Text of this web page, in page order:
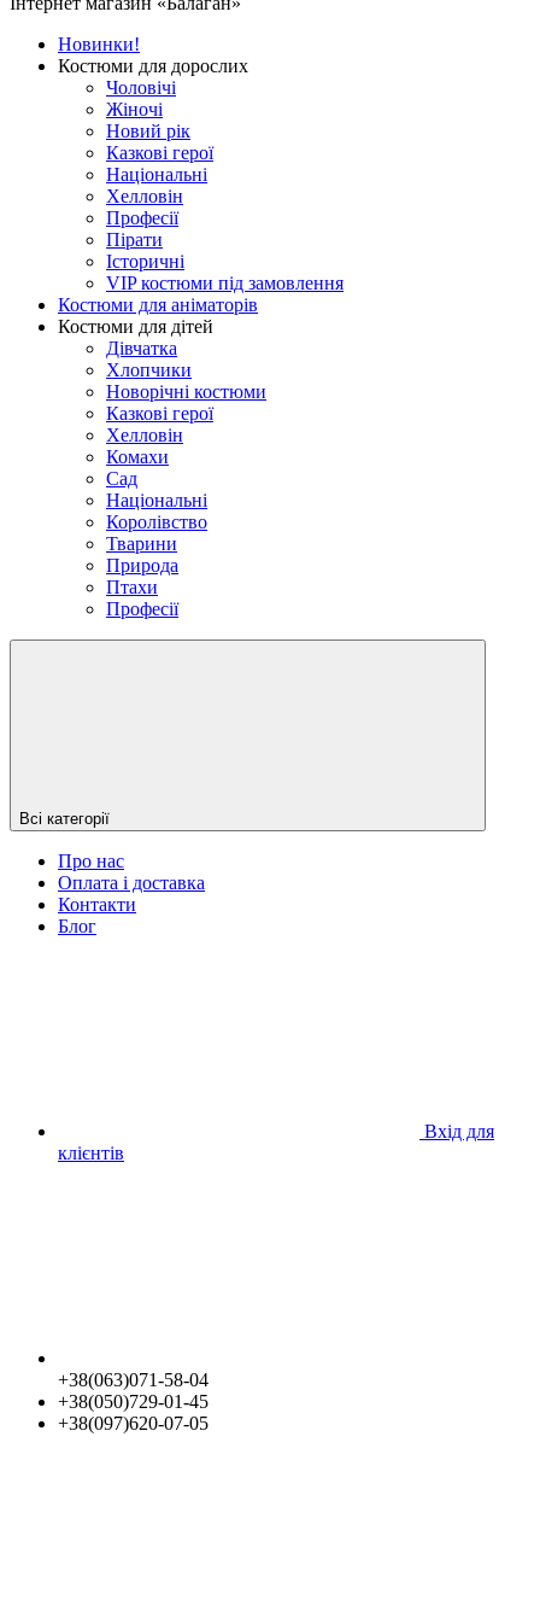
Новинки!
Костюми для дорослих
Чоловічі
Жіночі
Новий рік
Казкові герої
Національні
Хелловін
Професії
Пірати
Історичні
VIP костюми під замовлення
Костюми для аніматорів
Костюми для дітей
Дівчатка
Хлопчики
Новорічні костюми
Казкові герої
Хелловін
Комахи
Сад
Національні
Королівство
Тварини
Природа
Птахи
Професії
Всі категорії
Про нас
Оплата і доставка
Контакти
Блог
Вхід для
клієнтів
+38(063)071-58-04
+38(050)729-01-45
+38(097)620-07-05